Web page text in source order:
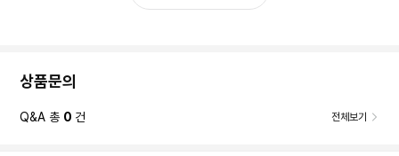
상품문의
Q&A 총 0 건 전체보기